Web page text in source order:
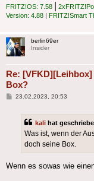
FRITZ!OS: 7.58
Version: 4.88
FRITZ!Smart
berlin69er
Insider
Re:
Box?
Beitrag
23.02.2023, 20:53
kali hat
Was ist, wenn der
doch seine Box.
Wenn es sowas wie